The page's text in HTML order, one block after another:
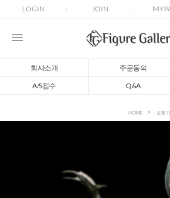
LOGIN JOIN
회사소개 주문동의
A/S접수
Q&A
HOME 공통